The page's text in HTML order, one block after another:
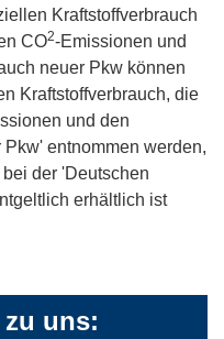
Kraftstoffverbrauch
CO2-Emissionen und
neuer Pkw können
Kraftstoffverbrauch, die
und den
entnommen werden,
der 'Deutschen
erhältlich ist
uns: